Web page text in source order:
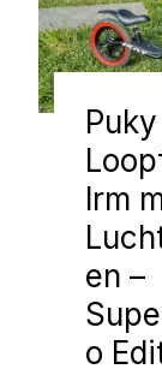
Puky
lrm
en –
o